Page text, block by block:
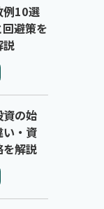
例10選
回避策を
説
資の始
い・資
を解説